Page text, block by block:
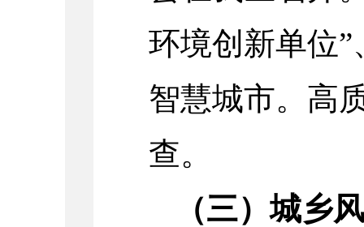
环境创新单位
智慧城市。高
查。
（三）城乡